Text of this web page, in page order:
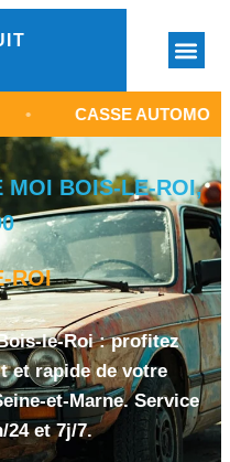
AUTOMOBILE BOIS-
MOI BOIS-LE-ROI,
ROI
le-Roi : profitez
et rapide de votre
et-Marne. Service
24 et 7j/7.